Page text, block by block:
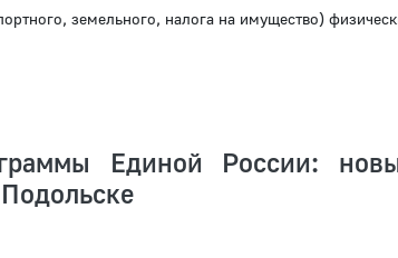
земельного, налога на имущество)
Единой России: